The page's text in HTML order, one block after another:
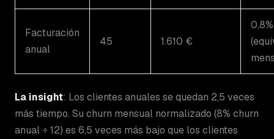
Facturación
anual
45 1.610 €
0,8%
La insight: Los clientes anuales se quedan 2,5 veces
más tiempo. Su churn mensual normalizado (8% churn
anual ÷ 12) es 6,5 veces más bajo que los clientes